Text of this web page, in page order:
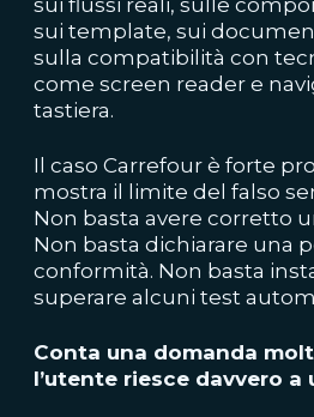
sui flussi reali, sulle
sui template, sui
sulla compatibilità con
come screen reader e
tastiera.
Il caso Carrefour è forte
mostra il limite del falso
Non basta avere corretto
Non basta dichiarare una
conformità. Non basta
superare alcuni test
Conta una domanda
l’utente riesce davvero a